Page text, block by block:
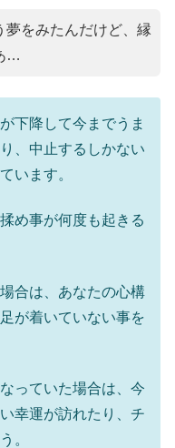
夢をみたんだけど、縁
…
下降して今までうま
、中止するしかない
います。
め事が何度も起きる
合は、あなたの心構
が着いていない事を
っていた場合は、今
幸運が訪れたり、チ
。